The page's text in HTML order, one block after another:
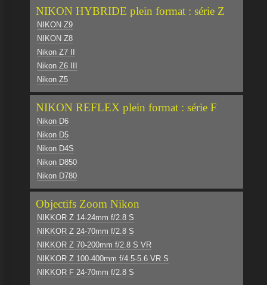
NIKON HYBRIDE plein format : série Z
NIKON Z9
NIKON Z8
Nikon Z7 II
Nikon Z6 III
Nikon Z5
NIKON REFLEX plein format : série F
Nikon D6
Nikon D5
Nikon D4S
Nikon D850
Nikon D780
Objectifs Zoom Nikon
NIKKOR Z 14-24mm f/2.8 S
NIKKOR Z 24-70mm f/2.8 S
NIKKOR Z 70-200mm f/2.8 S VR
NIKKOR Z 100-400mm f/4.5-5.6 VR S
NIKKOR F 24-70mm f/2.8 S